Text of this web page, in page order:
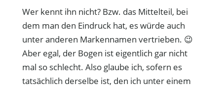
Wer kennt ihn nicht? Bzw. das Mittelteil, bei
dem man den Eindruck hat, es würde auch
unter anderen Markennamen vertrieben. 😉
Aber egal, der Bogen ist eigentlich gar nicht
mal so schlecht. Also glaube ich, sofern es
tatsächlich derselbe ist, den ich unter einem